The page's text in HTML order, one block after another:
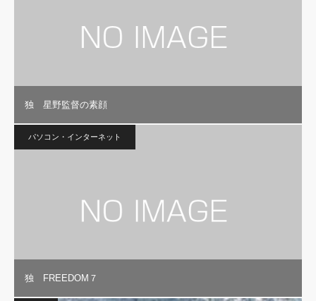
独 星野監督の素顔
パソコン・インターネット
独 FREEDOM７